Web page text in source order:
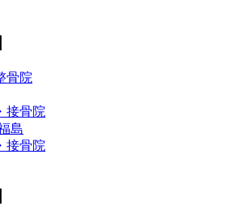
骨院
接骨院
島
接骨院